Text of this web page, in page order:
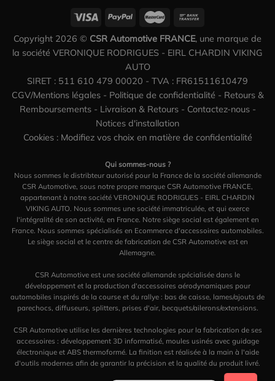
Copyright 2026 © CSR Automotive FRANCE, une marque de
la société VERONIQUE RODRIGUES - EIRL CHARDIN VIKING
AUTO
SIRET : 511 610 479 00020 - TVA : FR61511610479
CGV/Mentions légales- Politique de confidentialité - Retours &
Remboursements- Livraison & Retours- Contactez-nous-
Notices d'installation
Cookies : Modifiez vos choix en matière de confidentialité
Qui sommes-nous ?
Nous sommes le distribteur autorisé pour la France de la société allemande
CSR Automotive, sous notre propre marque CSR Automotive FRANCE,
appartenant à notre société VERONIQUE RODRIGUES - EIRL CHARDIN
VIKING AUTO. Nous sommes une société immatriculée, et qui exerce
l'intégralité de son activité, en France. Notre siège social est également en
France. Nous sommes spécialisés en Ecommerce d'accessoires automobiles.
Le siège social et le centre de fabrication de CSR Automotive est en
Allemagne.
CSR Automotive est une société allemande spécialisée dans le
développement et la production d'accessoires aérodynamiques pour
automobiles inspirés de la course et du rallye : bas de caisse, lames/ajouts de
parechocs, diffuseurs, splitters, prises d'air, becquets/ailerons/extensions.
CSR Automotive utilise les dernières technologies pour la fabrication de ses
accessoires : développement 3D informatisé, moules usinés avec guidage
électronique et ABS thermoformé. La finition est réalisée à la main à l'aide
d'outils modernes afin de garantir la précision et la qualité du produit livré.